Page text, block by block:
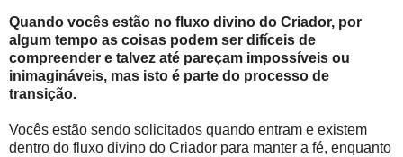
Quando vocês estão no fluxo divino do Criador, por
algum tempo as coisas podem ser difíceis de
compreender e talvez até pareçam impossíveis ou
inimagináveis, mas isto é parte do processo de
transição.
Vocês estão sendo solicitados quando entram e existem
dentro do fluxo divino do Criador para manter a fé, enquanto